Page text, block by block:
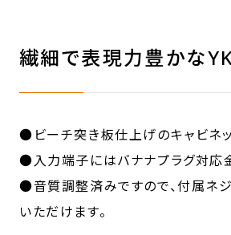
繊細で表現力豊かな
●ビーチ突き板仕上げのキャビネ
●入力端子にはバナナプラグ対応
●音質調整済みですので、付属ネ
いただけます。